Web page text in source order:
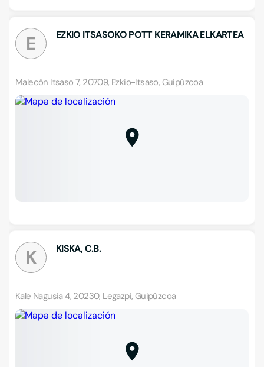
E EZKIO ITSASOKO POTT KERAMIKA ELKARTEA
Malecón Itsaso 7, 20709, Ezkio-Itsaso, Guipúzcoa
K KISKA, C.B.
Kale Nagusia 4, 20230, Legazpi, Guipúzcoa